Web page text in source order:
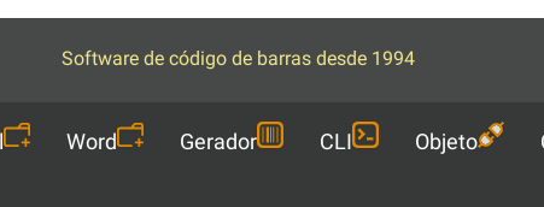
Software de código de barras desde 1994
Word Gerador CLI Objeto